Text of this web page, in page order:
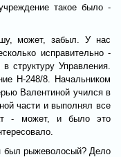
такое было -
может, забыл. У нас
исправительно -
структуру Управления.
Н-248/8. Начальником
Валентиной учился в
части и выполнял все
- может, и было это
был рыжеволосый? Дело